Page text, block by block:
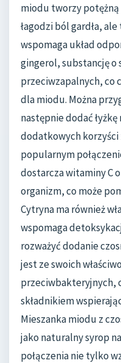
miodu tworzy
łagodzi ból gardła,
wspomaga układ
gingerol, substancję o
przeciwzapalnych, co
dla miodu. Można
następnie dodać
dodatkowych
popularnym
dostarcza witaminy C
organizm, co może
Cytryna ma również
wspomaga
rozważyć dodanie
jest ze swoich
przeciwbakteryjnych,
składnikiem
Mieszanka miodu z
jako naturalny syrop
połączenia nie tylko